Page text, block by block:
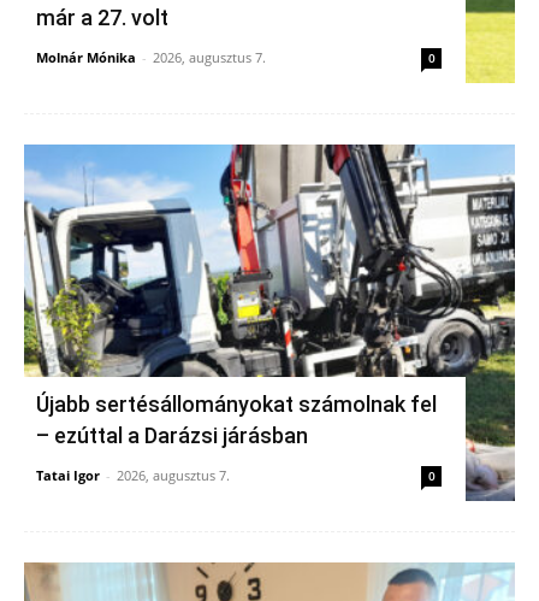
már a 27. volt
Molnár Mónika - 2026, augusztus 7. 0
Újabb sertésállományokat számolnak fel
– ezúttal a Darázsi járásban
Tatai Igor - 2026, augusztus 7. 0